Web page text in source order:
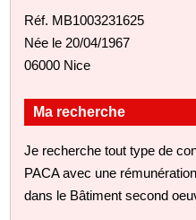
Réf. MB1003231625
Née le 20/04/1967
06000 Nice
Ma recherche
Je recherche tout type de
PACA avec une
dans le Bâtiment second